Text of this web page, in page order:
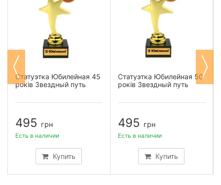
Статуэтка Юбилейная 45
років Звездный путь
495 грн
Купить
Есть в наличии
Статуэтка Юбилейная 50
років Звездный путь
495 грн
Купить
Есть в наличии